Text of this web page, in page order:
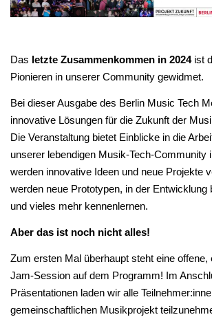
Das letzte Zusammenkommen in 2024ist
Pionieren in unserer Community gewidmet.
Bei dieser Ausgabe des Berlin Music Tech
innovative Lösungen für die Zukunft der
Die Veranstaltung bietet Einblicke in die
unserer lebendigen Musik-Tech-Community
werden innovative Ideen und neue Projekte
werden neue Prototypen, in der Entwicklung
und vieles mehr kennenlernen.
Aber das ist noch nicht alles!
Zum ersten Mal überhaupt steht eine offene,
Jam-Session auf dem Programm! Im
Präsentationen laden wir alle
gemeinschaftlichen Musikprojekt